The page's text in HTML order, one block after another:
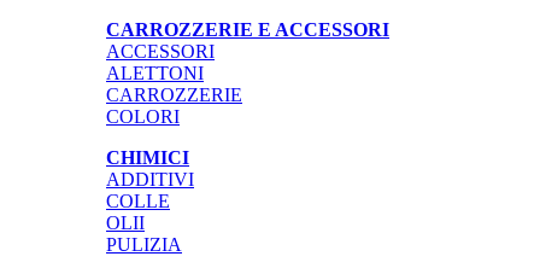
CARROZZERIE E ACCESSORI
ACCESSORI
ALETTONI
CARROZZERIE
COLORI
CHIMICI
ADDITIVI
COLLE
OLII
PULIZIA